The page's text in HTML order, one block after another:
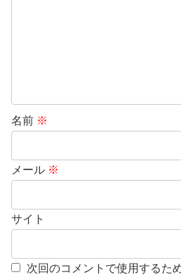
名前 ※
メール ※
サイト
次回のコメントで使用するた